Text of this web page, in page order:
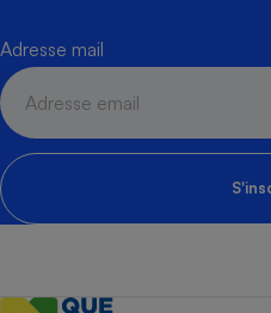
Adresse mail